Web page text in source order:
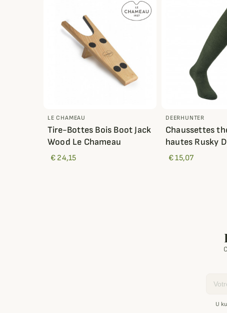
LE CHAMEAU
Tire-Bottes Bois Boot Jack
Wood Le Chameau
€ 24,15
DEERHUNTER
Chaussettes
hautes Rusky
€ 15,07
U